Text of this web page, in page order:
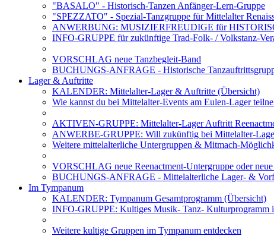
"BASALO" - Historisch-Tanzen Anfänger-Lern-Gruppe
"SPEZZATO" - Spezial-Tanzgruppe für Mittelalter
ANWERBUNG: MUSIZIERFREUDIGE für
INFO-GRUPPE für zukünftige Trad-Folk- / Volkstanz-
VORSCHLAG neue Tanzbegleit-Band
BUCHUNGS-ANFRAGE - Historische
Lager & Auftritte
KALENDER: Mittelalter-Lager & Auftritte (Übersicht)
Wie kannst du bei Mittelalter-Events am Eulen-Lager
AKTIVEN-GRUPPE: Mittelalter-Lager Auftritt
ANWERBE-GRUPPE: Will zukünftig bei Mittelalter-
Weitere mittelalterliche Untergruppen & Mitmach-
VORSCHLAG neue Reenactment-Untergruppe oder neue
BUCHUNGS-ANFRAGE - Mittelalterliche Lager- &
Im Tympanum
KALENDER: Tympanum Gesamtprogramm (Übersicht)
INFO-GRUPPE: Kultiges Musik- Tanz- Kulturprogramm
Weitere kultige Gruppen im Tympanum entdecken